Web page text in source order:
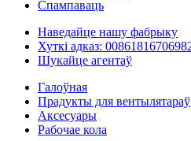
Спампаваць
Наведайце нашу фабрыку
Хуткі адказ:
Шукайце агентаў
Галоўная
Прадукты для вентылятараў
Аксесуары
Рабочае кола